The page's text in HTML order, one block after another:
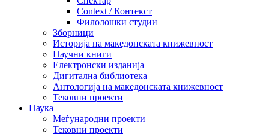
Context / Контекст
Филолошки студии
Зборници
Историја на македонската книжевност
Научни книги
Електронски изданија
Дигитална библиотека
Антологија на македонската книжевност
Тековни проекти
Наука
Меѓународни проекти
Тековни проекти